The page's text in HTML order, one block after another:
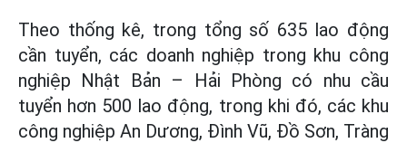
Theo thống kê, trong tổng số 635 lao động
cần tuyển, các doanh nghiệp trong khu công
nghiệp Nhật Bản – Hải Phòng có nhu cầu
tuyển hơn 500 lao động, trong khi đó, các khu
công nghiệp An Dương, Đình Vũ, Đồ Sơn, Tràng